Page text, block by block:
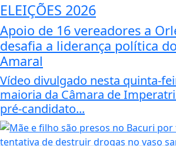
ELEIÇÕES 2026
Apoio de 16 vereadores a
desafia a liderança política
Amaral
Vídeo divulgado nesta quinta-
maioria da Câmara de
pré-candidato...